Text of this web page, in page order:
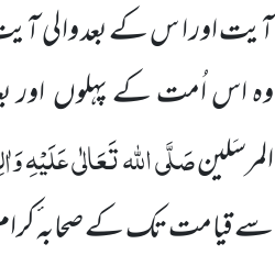
آیت اور ا س کے بعد والی
وہ اس اُمت کے پہلوں اور
المرسَلینصَلَّی اللہ تَعَالٰی عَلَیْہِ
سے قیامت تک کے صحابہ